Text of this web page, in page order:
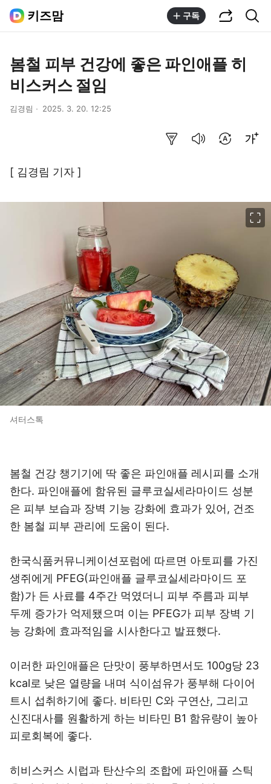
키즈맘 구독
봄철 피부 건강에 좋은 파인애플 히
비스커스 절임
김경림 2025. 3. 20. 12:25
[ 김경림 기자 ]
셔터스톡
봄철 건강 챙기기에 딱 좋은 파인애플 레시피를 소개
한다. 파인애플에 함유된 글루코실세라마이드 성분
은 피부 보습과 장벽 기능 강화에 효과가 있어, 건조
한 봄철 피부 관리에 도움이 된다.
한국식품커뮤니케이션포럼에 따르면 아토피를 가진
생쥐에게 PFEG(파인애플 글루코실세라마이드 포
함)가 든 사료를 4주간 먹였더니 피부 주름과 피부
두께 증가가 억제됐으며 이는 PFEG가 피부 장벽 기
능 강화에 효과적임을 시사한다고 발표했다.
이러한 파인애플은 단맛이 풍부하면서도 100g당 23
kcal로 낮은 열량을 내며 식이섬유가 풍부해 다이어
트시 섭취하기에 좋다. 비타민 C와 구연산, 그리고
신진대사를 원활하게 하는 비타민 B1 함유량이 높아
피로회복에 좋다.
히비스커스 시럽과 탄산수의 조합에 파인애플 스틱